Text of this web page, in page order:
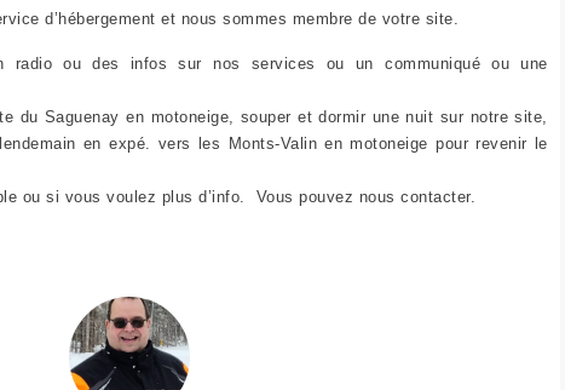
d’hébergement et nous sommes membre de votre site.
radio ou des infos sur nos services ou un communiqué ou une
du Saguenay en motoneige, souper et dormir une nuit sur notre site,
en expé. vers les Monts-Valin en motoneige pour revenir le
ou si vous voulez plus d’info. Vous pouvez nous contacter.